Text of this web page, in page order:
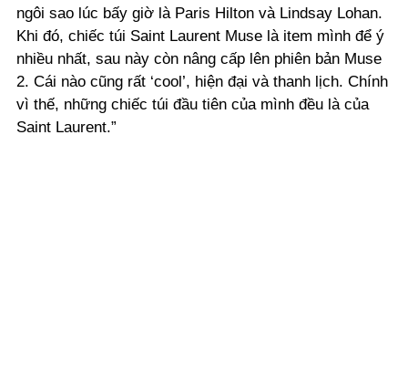
ngôi sao lúc bấy giờ là Paris Hilton và Lindsay Lohan.
Khi đó, chiếc túi Saint Laurent Muse là item mình để ý
nhiều nhất, sau này còn nâng cấp lên phiên bản Muse
2. Cái nào cũng rất ‘cool’, hiện đại và thanh lịch. Chính
vì thế, những chiếc túi đầu tiên của mình đều là của
Saint Laurent.”